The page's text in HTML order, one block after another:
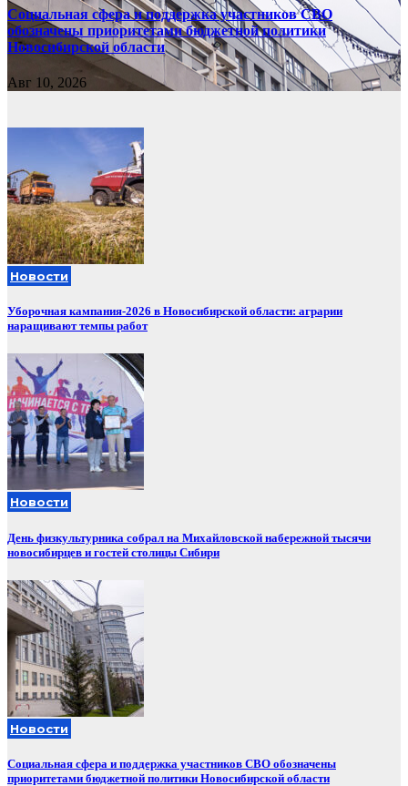
Социальная сфера и поддержка участников СВО
обозначены приоритетами бюджетной политики
Новосибирской области
Авг 10, 2026
Новости
Уборочная кампания‑2026 в Новосибирской области: аграрии
наращивают темпы работ
Новости
День физкультурника собрал на Михайловской набережной тысячи
новосибирцев и гостей столицы Сибири
Новости
Социальная сфера и поддержка участников СВО обозначены
приоритетами бюджетной политики Новосибирской области